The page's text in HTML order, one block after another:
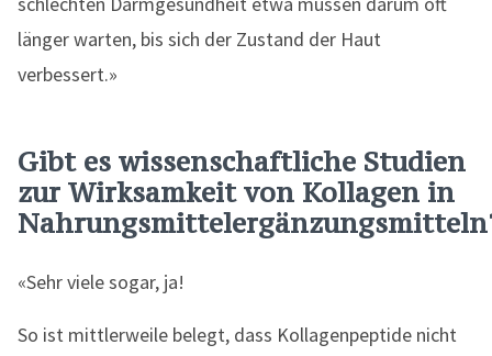
länger warten, bis sich der Zustand der Haut
verbessert.»
Gibt es wissenschaftliche Studien
zur Wirksamkeit von Kollagen in
«Sehr viele sogar, ja!
So ist mittlerweile belegt, dass Kollagenpeptide nicht